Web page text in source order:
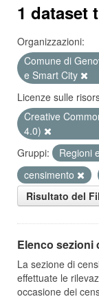
1 dataset
Organizzazioni:
Comune di
e Smart City
Licenze sulle
Creative
4.0)
Gruppi:
Regioni
censimento
Risultato del
Elenco sezioni
La sezione di
effettuate le
occasione dei